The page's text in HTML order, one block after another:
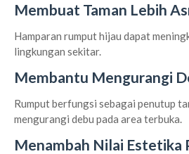
Membuat Taman Lebih
Hamparan rumput hijau dapat
lingkungan sekitar.
Membantu Mengurangi
Rumput berfungsi sebagai penutup
mengurangi debu pada area terbuka.
Menambah Nilai Estetika